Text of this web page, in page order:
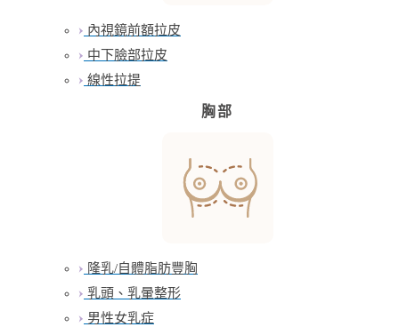
內視鏡前額拉皮
中下臉部拉皮
線性拉提
胸部
隆乳/自體脂肪豐胸
乳頭、乳暈整形
男性女乳症